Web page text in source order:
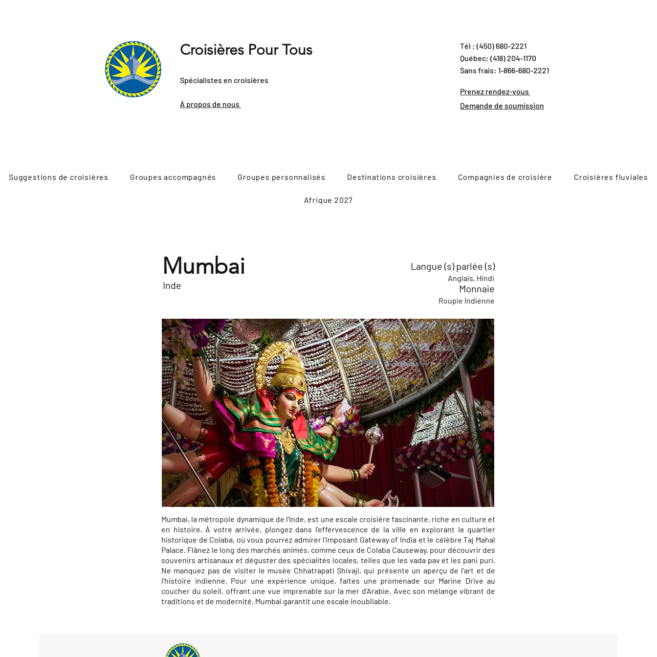
Croisières Pour Tous
Spécialistes en croisières
À propos de nous
Tél : (450) 680-2221
Québec: (418) 204-1170
Sans frais: 1-866-680-2221
Prenez rendez-vous
Demande de soumission
Suggestions de croisières Groupes accompagnés Groupes personnalisés Destinations croisières Compagnies de croisière Croisières fluviales
Afrique 2027
Mumbai
Inde
Langue (s) parlée (s)
Anglais, Hindi
Monnaie
Roupie Indienne
Mumbai, la métropole dynamique de l'Inde, est une escale croisière fascinante, riche en culture et
en histoire. À votre arrivée, plongez dans l'effervescence de la ville en explorant le quartier
historique de Colaba, où vous pourrez admirer l'imposant Gateway of India et le célèbre Taj Mahal
Palace. Flânez le long des marchés animés, comme ceux de Colaba Causeway, pour découvrir des
souvenirs artisanaux et déguster des spécialités locales, telles que les vada pav et les pani puri.
Ne manquez pas de visiter le musée Chhatrapati Shivaji, qui présente un aperçu de l'art et de
l'histoire indienne. Pour une expérience unique, faites une promenade sur Marine Drive au
coucher du soleil, offrant une vue imprenable sur la mer d'Arabie. Avec son mélange vibrant de
traditions et de modernité, Mumbai garantit une escale inoubliable.